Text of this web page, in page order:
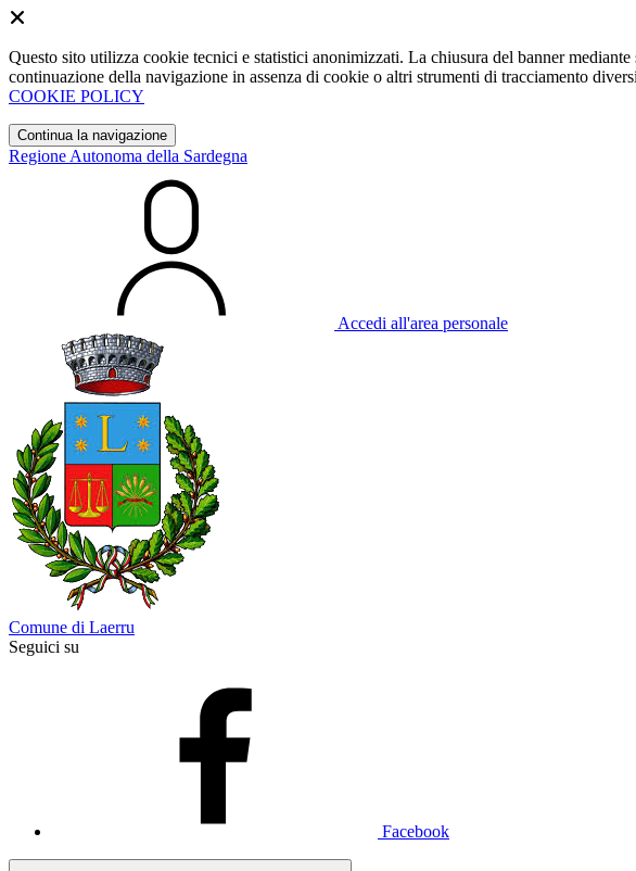
Questo sito utilizza cookie tecnici e statistici anonimizzati. La chiusura del banner
continuazione della navigazione in assenza di cookie o altri strumenti di tracciamento
COOKIE POLICY
Continua la navigazione
Regione Autonoma della Sardegna
Accedi all'area personale
Comune di Laerru
Seguici su
Facebook